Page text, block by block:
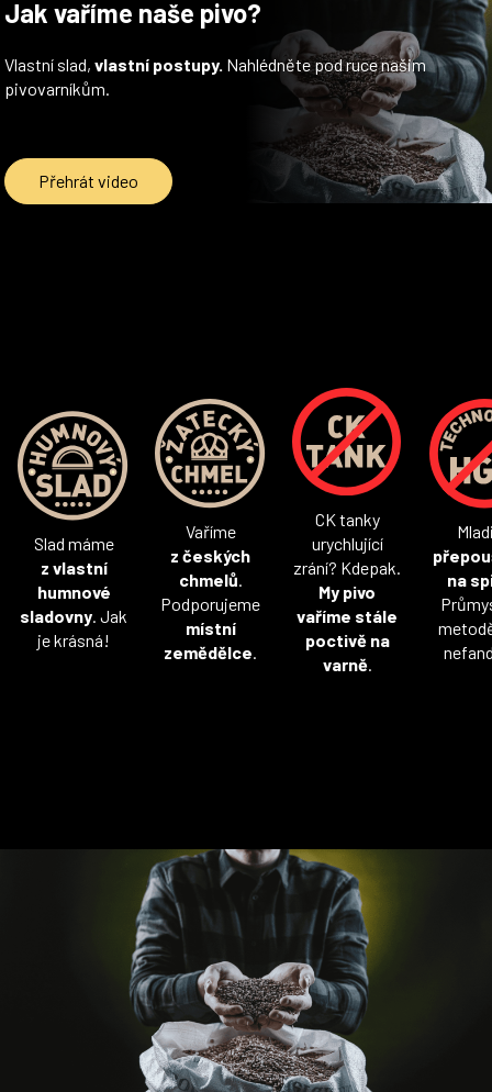
Jak vaříme naše pivo?
Vlastní slad, vlastní postupy. Nahlédněte pod ruce našim
pivovarníkům.
Přehrát video
Slad máme
z vlastní
humnové
sladovny . Jak
je krásná!
Vaříme
z českých
chmelů
Podporujeme
místní
zemědělce
CK tanky
urychlující
zrání? Kdepak.
My pivo
vaříme stále
poctivě na
varně.
na